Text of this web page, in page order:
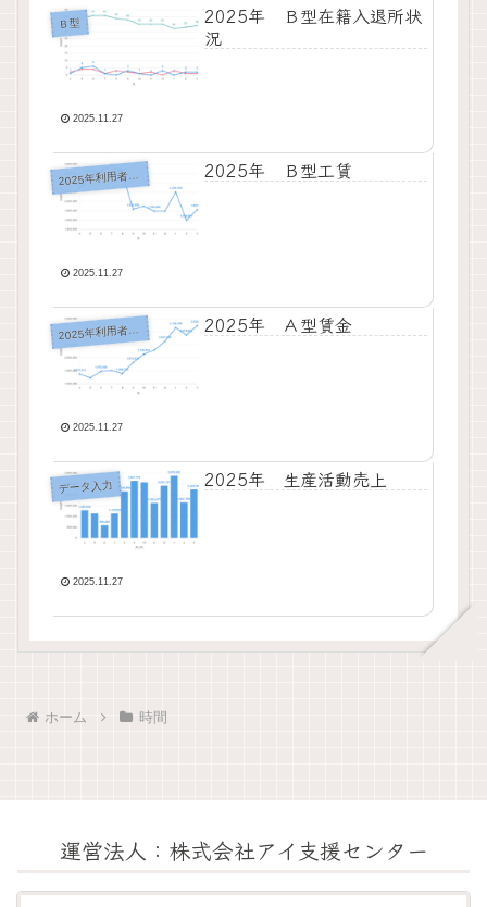
Ｂ型
2025年 Ｂ型在籍入退所状
況
2025.11.27
2 2025年 Ｂ型工賃
2025.11.27
2 2025年 Ａ型賃金
2025.11.27
データ入力 2025年 生産活動売上
2025.11.27
ホーム 時間
運営法人：株式会社アイ支援センター